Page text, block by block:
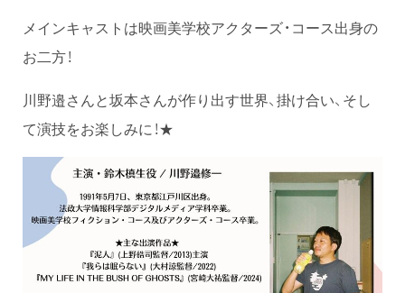
メインキャストは映画美学校アクターズ・コース出身の
お二方！
川野邉さんと坂本さんが作り出す世界、掛け合い、そし
て演技をお楽しみに！★